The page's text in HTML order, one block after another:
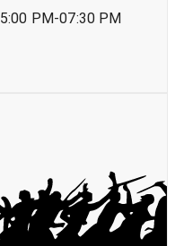
PM-07:30 PM